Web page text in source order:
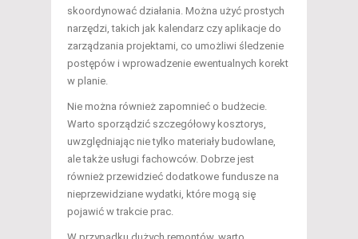
skoordynować działania. Można użyć prostych
narzędzi, takich jak kalendarz czy aplikacje do
zarządzania projektami, co umożliwi śledzenie
postępów i wprowadzenie ewentualnych korekt
w planie.
Nie można również zapomnieć o budżecie.
Warto sporządzić szczegółowy kosztorys,
uwzględniając nie tylko materiały budowlane,
ale także usługi fachowców. Dobrze jest
również przewidzieć dodatkowe fundusze na
nieprzewidziane wydatki, które mogą się
pojawić w trakcie prac.